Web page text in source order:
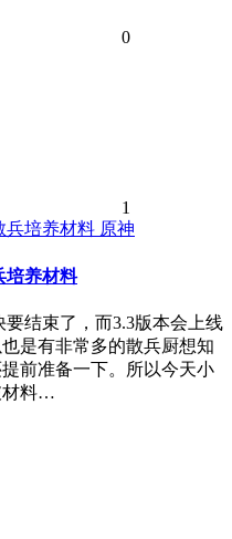
0
1
原神
培养材料
结束了，而3.3版本会上线
是有非常多的散兵厨想知
前准备一下。所以今天小
材料…